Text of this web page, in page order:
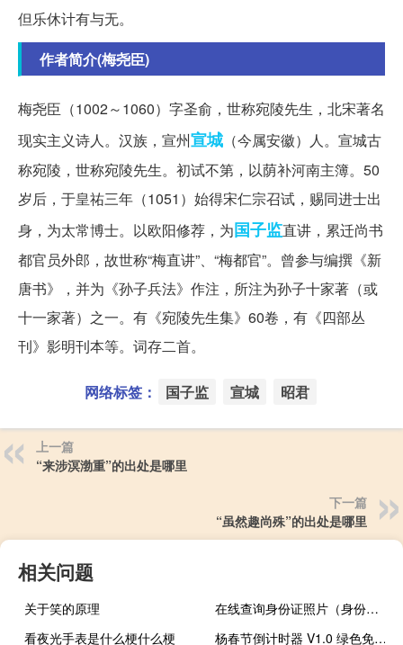
但乐休计有与无。
作者简介(梅尧臣)
梅尧臣（1002～1060）字圣俞，世称宛陵先生，北宋著名
现实主义诗人。汉族，宣州宣城 （今属安徽）人。宣城古
称宛陵，世称宛陵先生。初试不第，以荫补河南主簿。50
岁后，于皇祐三年（1051）始得宋仁宗召试，赐同进士出
身，为太常博士。以欧阳修荐，为国子监直讲，累迁尚书
都官员外郎，故世称“梅直讲”、“梅都官”。曾参与编撰《新
唐书》，并为《孙子兵法》作注，所注为孙子十家著（或
十一家著）之一。有《宛陵先生集》60卷，有《四部丛
刊》影明刊本等。词存二首。
网络标签： 国子监 宣城 昭君
上一篇
“来涉溟渤重”的出处是哪里
下一篇
“虽然趣尚殊”的出处是哪里
相关问题
关于笑的原理
在线查询身份证照片（身份证查询系统带照片免费）
看夜光手表是什么梗什么梗
杨春节倒计时器 V1.0 绿色免费版（杨春节倒计时器 V1.0 绿色免费版功能简介）